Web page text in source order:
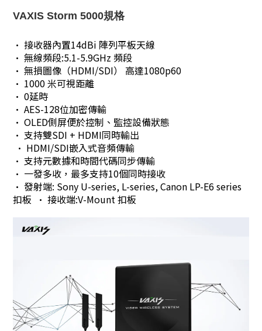
VAXIS Storm 5000規格
• 接收器內置14dBi 陣列平板天線
• 無線頻段:5.1-5.9GHz 頻段
• 無損圖像（HDMI/SDI） 高達1080p60
• 1000 米可視距離
• 0延時
• AES-128位加密傳輸
• OLED側屏便於控制、監控設備狀態
• 支持雙SDI + HDMI同時輸出
• HDMI/SDI嵌入式音頻傳輸
• 支持元數據和時間代碼同步傳輸
• 一發多收，最多支持10個同時接收
• 發射端: Sony U-series, L-series, Canon LP-E6 series
扣板 • 接收端:V-Mount 扣板